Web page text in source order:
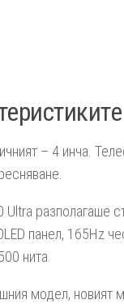
– 4 инча.
разполагаше
панел, 165Hz
нита.
модел,